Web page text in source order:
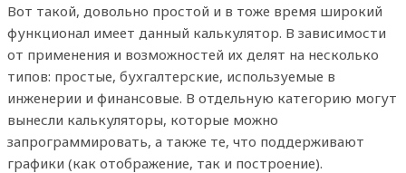
Вот такой, довольно простой и в тоже время широкий
функционал имеет данный калькулятор. В зависимости
от применения и возможностей их делят на несколько
типов: простые, бухгалтерские, используемые в
инженерии и финансовые. В отдельную категорию могут
вынесли калькуляторы, которые можно
запрограммировать, а также те, что поддерживают
графики (как отображение, так и построение).